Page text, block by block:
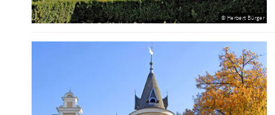
© Herbert Bürger